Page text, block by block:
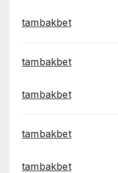
tambakbet
tambakbet
tambakbet
tambakbet
tambakbet